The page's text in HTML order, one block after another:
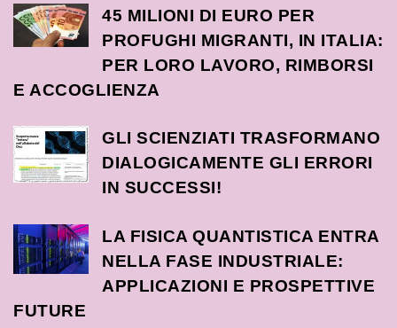
45 MILIONI DI EURO PER
PROFUGHI MIGRANTI, IN ITALIA:
PER LORO LAVORO, RIMBORSI
E ACCOGLIENZA
GLI SCIENZIATI TRASFORMANO
DIALOGICAMENTE GLI ERRORI
IN SUCCESSI!
LA FISICA QUANTISTICA ENTRA
NELLA FASE INDUSTRIALE:
APPLICAZIONI E PROSPETTIVE
FUTURE